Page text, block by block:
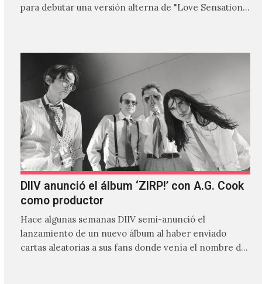
para debutar una versión alterna de "Love Sensation",
DIIV anunció el álbum ‘ZIRP!’ con A.G. Cook
como productor
Hace algunas semanas DIIV semi-anunció el
lanzamiento de un nuevo álbum al haber enviado
cartas aleatorias a sus fans donde venía el nombre de